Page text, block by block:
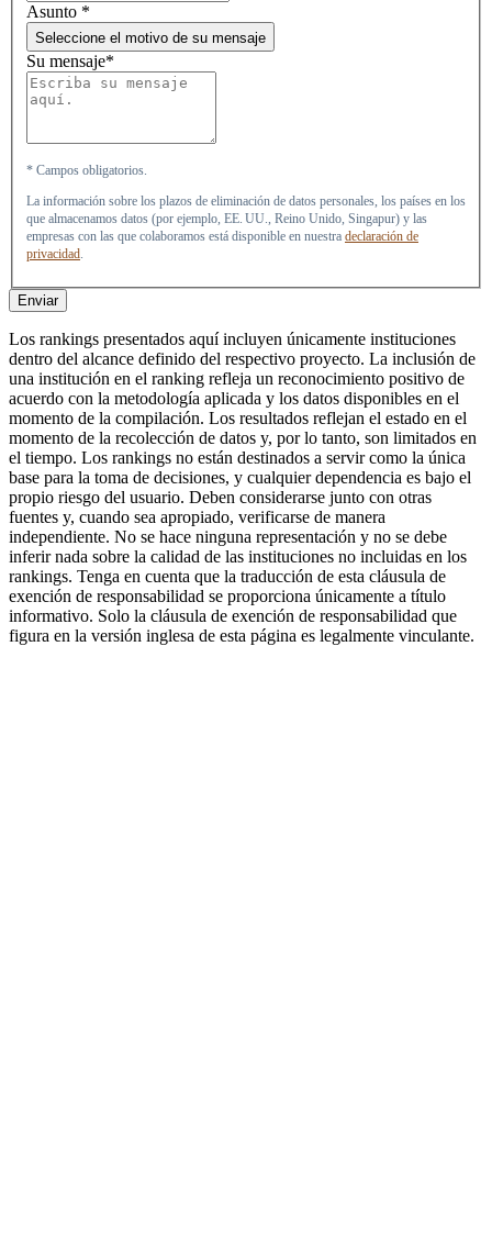
Asunto *
Seleccione el motivo de su mensaje
Su mensaje*
* Campos obligatorios.
La información sobre los plazos de eliminación de datos personales, los países en los
que almacenamos datos (por ejemplo, EE. UU., Reino Unido, Singapur) y las
empresas con las que colaboramos está disponible en nuestra declaración de
privacidad
Enviar
Los rankings presentados aquí incluyen únicamente instituciones
dentro del alcance definido del respectivo proyecto. La inclusión de
una institución en el ranking refleja un reconocimiento positivo de
acuerdo con la metodología aplicada y los datos disponibles en el
momento de la compilación. Los resultados reflejan el estado en el
momento de la recolección de datos y, por lo tanto, son limitados en
el tiempo. Los rankings no están destinados a servir como la única
base para la toma de decisiones, y cualquier dependencia es bajo el
propio riesgo del usuario. Deben considerarse junto con otras
fuentes y, cuando sea apropiado, verificarse de manera
independiente. No se hace ninguna representación y no se debe
inferir nada sobre la calidad de las instituciones no incluidas en los
rankings. Tenga en cuenta que la traducción de esta cláusula de
exención de responsabilidad se proporciona únicamente a título
informativo. Solo la cláusula de exención de responsabilidad que
figura en la versión inglesa de esta página es legalmente vinculante.